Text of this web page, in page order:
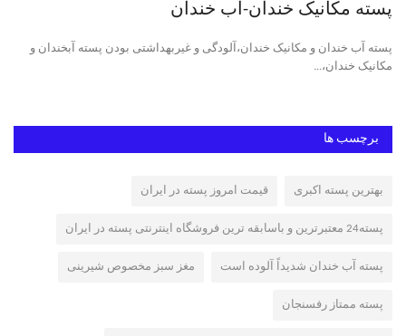
پسته مکانیک خندان-آب خندان
پسته آب خندان و مکانیک خندان،آلودگی و غیربهداشتی بودن پسته آبخندان و
مکانیک خندان،...
برچسب ها
بهترین پسته اکبری قیمت امروز پسته در ایران
پسته24 معتبرترین و باسابقه ترین فروشگاه اینترنتی پسته در ایران
پسته آب خندان شدیداً آلوده است مغز سبز مخصوص شیرینی
پسته ممتاز رفسنجان